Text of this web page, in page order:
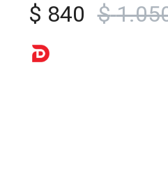
$ 840 $